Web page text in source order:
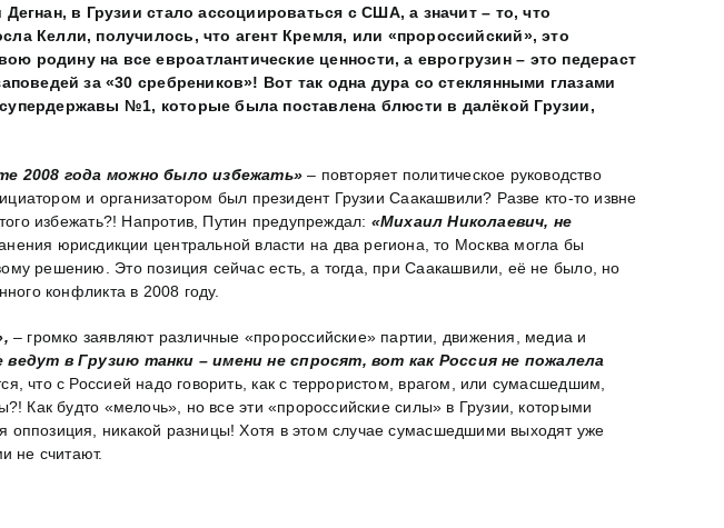
в Грузии стало ассоциироваться с США, а значит – то, что
Келли, получилось, что агент Кремля, или «пророссийский», это
родину на все евроатлантические ценности, а еврогрузин – это педераст
за «30 сребреников»! Вот так одна дура со стеклянными глазами
№1, которые была поставлена блюсти в далёкой Грузии,
2008 года можно было избежать» – повторяет политическое руководство
и организатором был президент Грузии Саакашвили? Разве кто-то извне
избежать?! Напротив, Путин предупреждал: «Михаил Николаевич, не
юрисдикции центральной власти на два региона, то Москва могла бы
решению. Это позиция сейчас есть, а тогда, при Саакашвили, её не было, но
конфликта в 2008 году.
– громко заявляют различные «пророссийские» партии, движения, медиа и
ведут в Грузию танки – имени не спросят, вот как Россия не пожалела
что с Россией надо говорить, как с террористом, врагом, или сумасшедшим,
Как будто «мелочь», но все эти «пророссийские силы» в Грузии, которыми
оппозиция, никакой разницы! Хотя в этом случае сумасшедшими выходят уже
не считают.